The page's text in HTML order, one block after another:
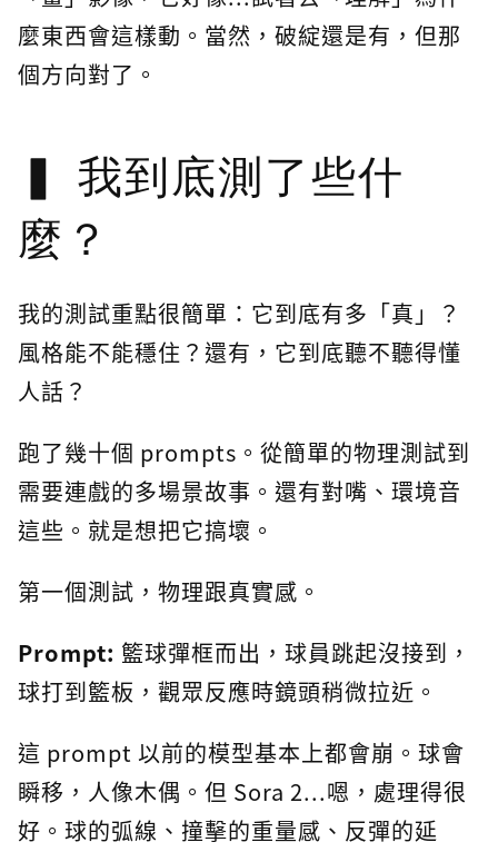
麼東西會這樣動。當然，破綻還是有，但那
個方向對了。
我到底測了些什
麼？
我的測試重點很簡單：它到底有多「真」？
風格能不能穩住？還有，它到底聽不聽得懂
人話？
跑了幾十個 prompts。從簡單的物理測試到
需要連戲的多場景故事。還有對嘴、環境音
這些。就是想把它搞壞。
第一個測試，物理跟真實感。
Prompt: 籃球彈框而出，球員跳起沒接到，
球打到籃板，觀眾反應時鏡頭稍微拉近。
這 prompt 以前的模型基本上都會崩。球會
瞬移，人像木偶。但 Sora 2...嗯，處理得很
好。球的弧線、撞擊的重量感、反彈的延